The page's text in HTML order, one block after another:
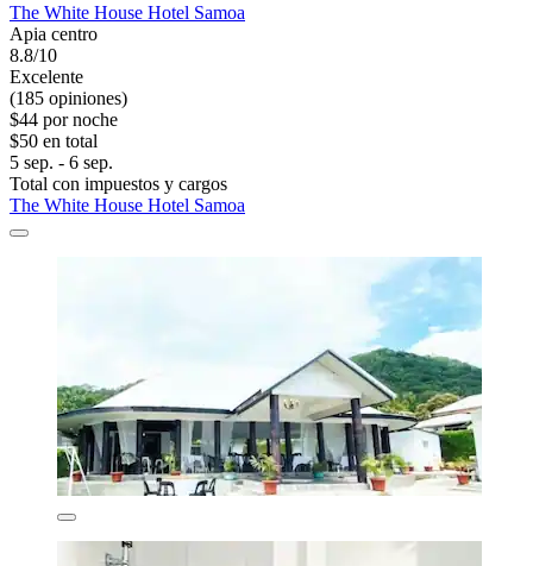
The White House Hotel Samoa
Apia centro
8.8/10
Excelente
(185 opiniones)
$44 por noche
$50 en total
5 sep. - 6 sep.
Total con impuestos y cargos
The White House Hotel Samoa